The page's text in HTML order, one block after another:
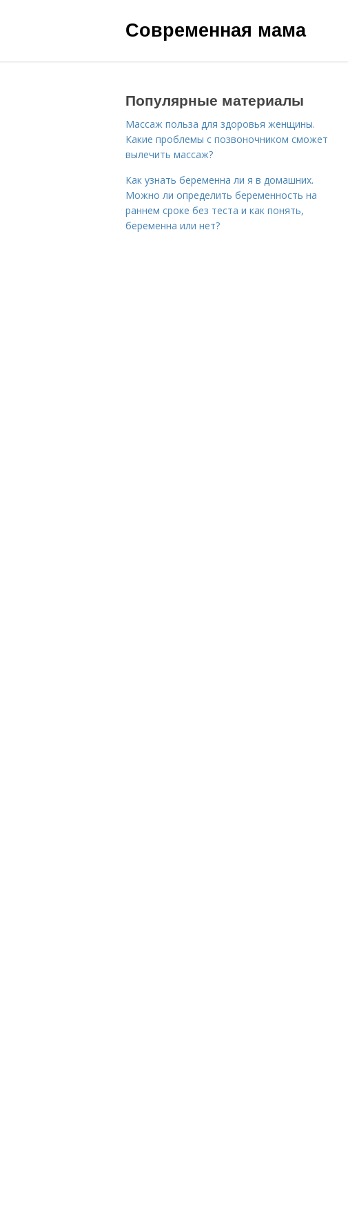
Современная мама
Популярные материалы
Массаж польза для здоровья женщины.
Какие проблемы с позвоночником сможет
вылечить массаж?
Как узнать беременна ли я в домашних.
Можно ли определить беременность на
раннем сроке без теста и как понять,
беременна или нет?